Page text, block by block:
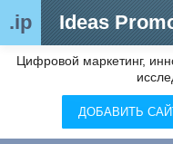
.ip Ideas
Сегменты рынка
Цифровой ремаркетинг
Цифровой маркетинг,
ДОБАВИТЬ